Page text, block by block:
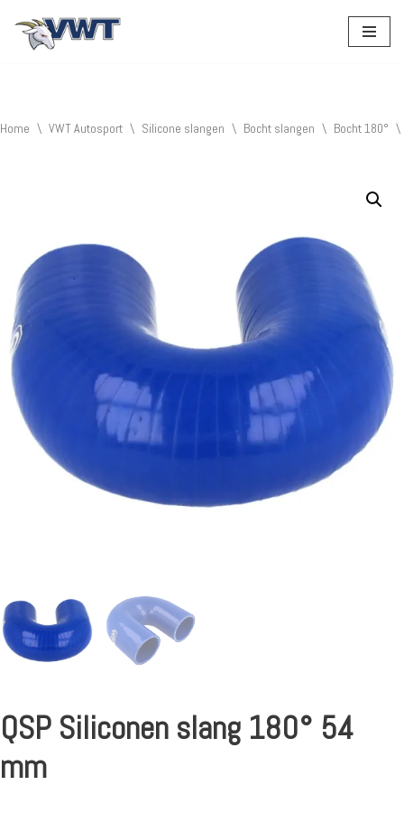
Home \ VWT Autosport \ Silicone slangen \ Bocht slangen \ Bocht 180° \
QSP Siliconen slang 180° 54
mm